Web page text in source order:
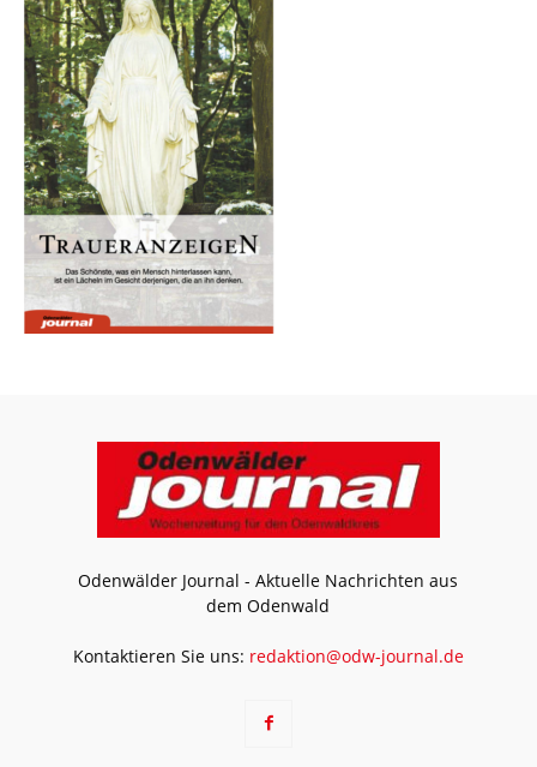
Odenwälder Journal - Aktuelle Nachrichten aus
dem Odenwald
Kontaktieren Sie uns: redaktion@odw-journal.de